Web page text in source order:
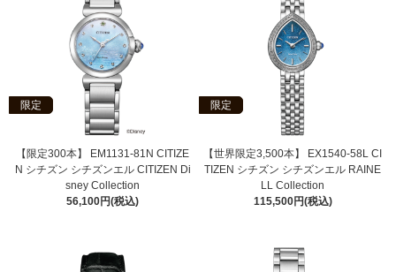
限定
【限定300本】 EM1131-81N CITIZE
N シチズン シチズンエル CITIZEN Di
sney Collection
56,100円(税込)
限定
【世界限定3,500本】 EX1540-58L CI
TIZEN シチズン シチズンエル RAINE
LL Collection
115,500円(税込)